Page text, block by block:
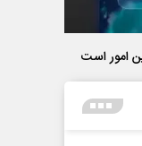
امور است